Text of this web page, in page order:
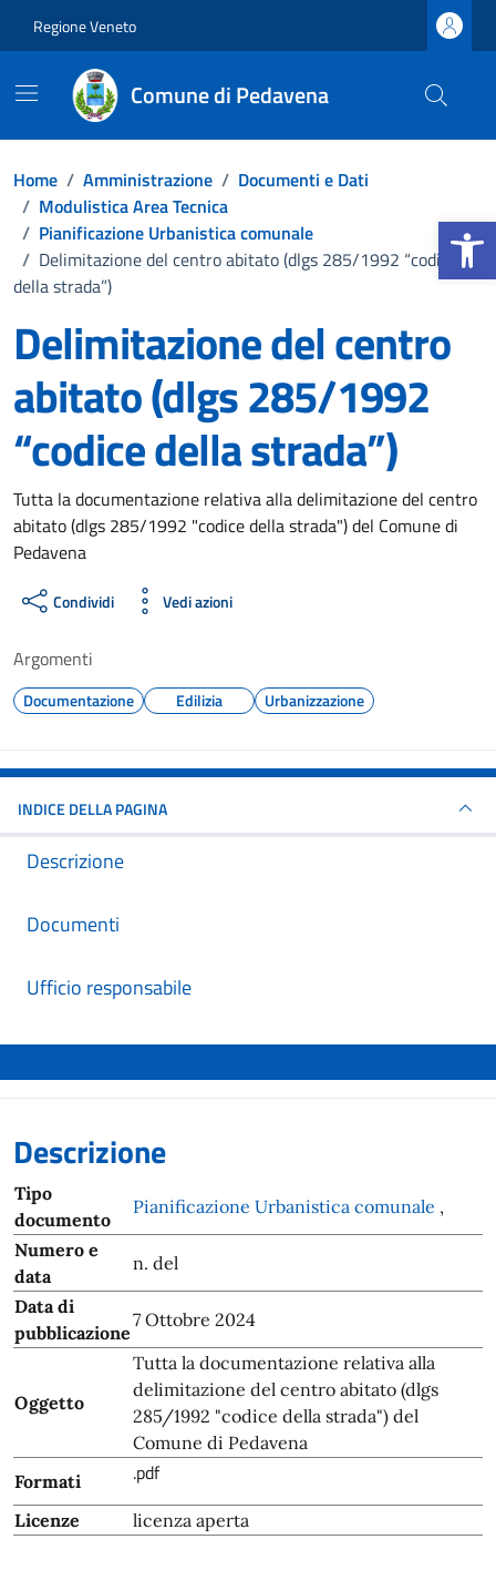
Regione Veneto
Comune di Pedavena
Home / Amministrazione / Documenti e Dati
/ Modulistica Area Tecnica
/ Pianificazione Urbanistica comunale
/ Delimitazione del centro abitato (dlgs 285/1992 “codice
della strada”)
Delimitazione del centro
abitato (dlgs 285/1992
“codice della strada”)
Dettagli del documento
Tutta la documentazione relativa alla delimitazione del centro
abitato (dlgs 285/1992 "codice della strada") del Comune di
Pedavena
Condividi Vedi azioni
Argomenti
Documentazione Edilizia Urbanizzazione
INDICE DELLA PAGINA
Descrizione
Documenti
Ufficio responsabile
Descrizione
Tipo
documento
Pianificazione Urbanistica comunale ,
Numero e
data
n. del
Data di
pubblicazione
7 Ottobre 2024
Oggetto
Tutta la documentazione relativa alla
delimitazione del centro abitato (dlgs
285/1992 "codice della strada") del
Comune di Pedavena
Formati
.pdf
Licenze licenza aperta
Apri la